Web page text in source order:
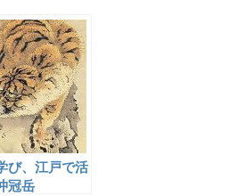
び、江戸で活
冠岳